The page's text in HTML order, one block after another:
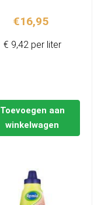
€16,95
Toevoegen aan
winkelwagen
€ 9,42 per liter